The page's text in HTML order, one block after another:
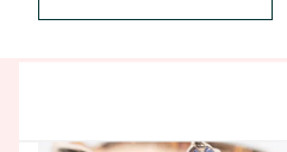
obchodu. Som rád, že ešte aj v